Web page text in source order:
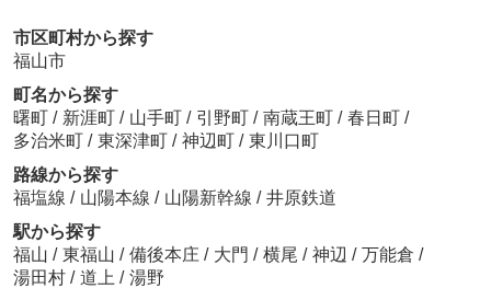
市区町村から探す
福山市
町名から探す
曙町 / 新涯町 / 山手町 / 引野町 / 南蔵王町 / 春日町 /
多治米町 / 東深津町 / 神辺町 / 東川口町
路線から探す
福塩線 / 山陽本線 / 山陽新幹線 / 井原鉄道
駅から探す
福山 / 東福山 / 備後本庄 / 大門 / 横尾 / 神辺 / 万能倉 /
湯田村 / 道上 / 湯野